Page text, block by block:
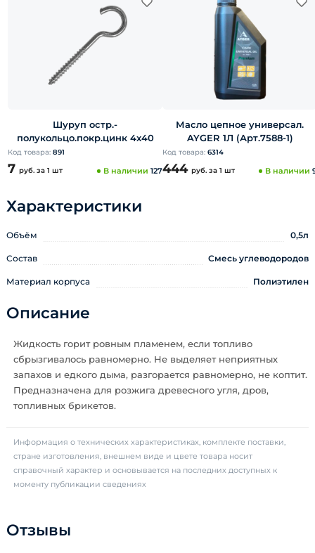
Шуруп остр.-
полукольцо.покр.цинк 4х40
Код товара: 891
7 руб. за 1 шт В наличии 127
Масло цепное универсал.
AYGER 1Л (Арт.7588-1)
Код товара: 6314
444 руб. за 1 шт В наличии
Характеристики
Объём 0,5л
Состав Смесь углеводородов
Материал корпуса Полиэтилен
Описание
Жидкость горит ровным пламенем, если топливо
сбрызгивалось равномерно. Не выделяет неприятных
запахов и едкого дыма, разгорается равномерно, не коптит.
Предназначена для розжига древесного угля, дров,
топливных брикетов.
Информация о технических характеристиках, комплекте поставки,
стране изготовления, внешнем виде и цвете товара носит
справочный характер и основывается на последних доступных к
моменту публикации сведениях
Отзывы